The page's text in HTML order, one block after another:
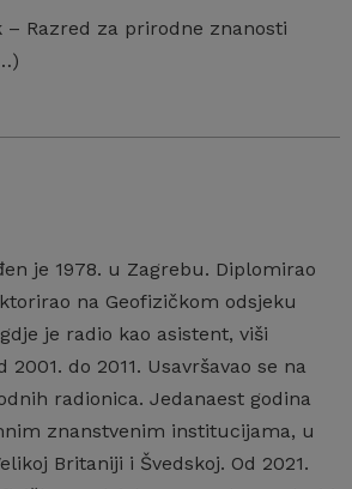
Razred za prirodne znanosti
je 1978. u Zagrebu. Diplomirao
na Geofizičkom odsjeku
je radio kao asistent, viši
do 2011. Usavršavao se na
radionica. Jedanaest godina
znanstvenim institucijama, u
Britaniji i Švedskoj. Od 2021.